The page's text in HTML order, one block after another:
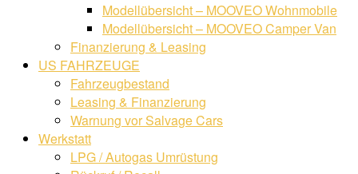
Modellübersicht – MOOVEO Wohnmobile
Modellübersicht – MOOVEO Camper Van
Finanzierung & Leasing
US FAHRZEUGE
Fahrzeugbestand
Leasing & Finanzierung
Warnung vor Salvage Cars
Werkstatt
LPG / Autogas Umrüstung